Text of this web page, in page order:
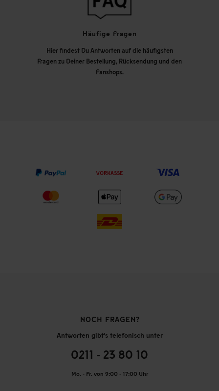
Häufige Fragen
Hier findest Du Antworten auf die häufigsten
Fragen zu Deiner Bestellung, Rücksendung und den
Fanshops.
VORKASSE
NOCH FRAGEN?
Antworten gibt's telefonisch unter
0211 - 23 80 10
Mo. - Fr. von 9:00 - 17:00 Uhr